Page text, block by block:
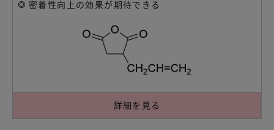
密着性向上の効果が期待できる
詳細を見る